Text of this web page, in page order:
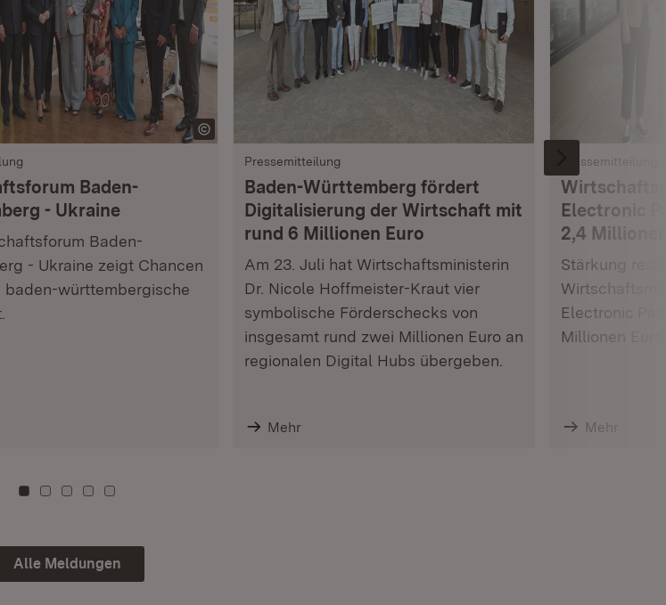
Baden-
- Ukraine
Baden-
- Ukraine zeigt Chancen
baden-württembergische
Pressemitteilung
Baden-Württemberg fördert
Digitalisierung der Wirtschaft mit
rund 6 Millionen Euro
Am 23. Juli hat Wirtschaftsministerin
Dr. Nicole Hoffmeister-Kraut vier
symbolische Förderschecks von
insgesamt rund zwei Millionen Euro an
regionalen Digital Hubs übergeben.
Mehr
Pressemitteilung
Electronic
2,4
Stärkung
Electronic
Millionen Euro
Mehr
Zu Kachel: 0
Zu Kachel: 3
Zu Kachel: 6
Zu Kachel: 9
Zu Kachel: 12
Alle Meldungen